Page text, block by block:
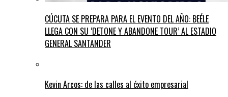
CÚCUTA SE PREPARA PARA EL EVENTO DEL AÑO: BEÉLE
LLEGA CON SU ‘DETONE Y ABANDONE TOUR’ AL ESTADIO
GENERAL SANTANDER
Kevin Arcos: de las calles al éxito empresarial